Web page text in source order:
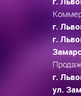
г.
г.
г.
ул.